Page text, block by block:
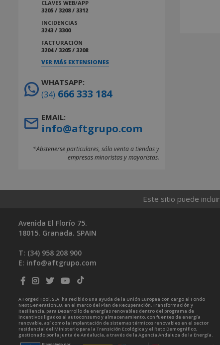
CLAVES WEB/APP
3205 / 3208 / 3312
INCIDENCIAS
3243 / 3300
FACTURACIÓN
3204 / 3205 / 3208
VER MÁS EXTENSIONES
WHATSAPP:
(34) 666 333 184
EMAIL:
info@aftgrupo.com
*Abstenerse particulares, sólo venta a tiendas y
empresas minoristas y mayoristas.
Este sitio puede
Avenida El Florío 75.
18015. Granada. SPAIN
T: (34) 958 208 900
E: info@aftgrupo.com
A Forged Tool, S.A. ha recibido una ayuda de la Unión Europea con cargo al Fondo
NextGenerationEU, en el marco del Plan de Recuperación, Transformación y
Resiliencia, para Desarrollo de energías renovables dentro del programa de
incentivos ligados al autoconsumo y almacenamiento, con fuentes de energía
renovable, así como la implantación de sistemas térmicos renovables en el sector
residencial del Ministerio para la Transición Ecológica y el Reto Demográfico,
gestionado por la Junta de Andalucía, a través de la Agencia Andaluza de la Energía.